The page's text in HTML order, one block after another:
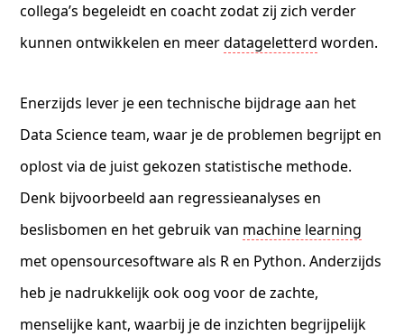
collega’s begeleidt en coacht zodat zij zich verder
kunnen ontwikkelen en meerdatageletterd worden.
Enerzijds lever je een technische bijdrage aan het
Data Science team, waar je de problemen begrijpt en
oplost via de juist gekozen statistische methode.
Denk bijvoorbeeld aan regressieanalyses en
beslisbomen en het gebruik van machine learning
met opensourcesoftware als R en Python. Anderzijds
heb je nadrukkelijk ook oog voor de zachte,
menselijke kant, waarbij je de inzichten begrijpelijk